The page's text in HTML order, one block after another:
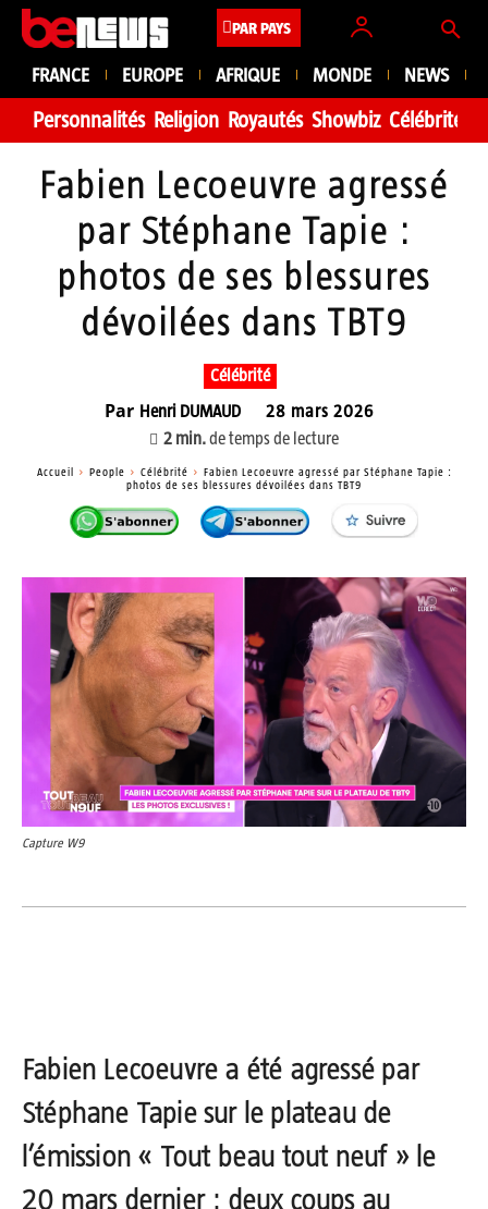
PAR PAYS
FRANCE EUROPE AFRIQUE MONDE NEWS
Personnalités Religion Royautés Showbiz Célébrité
Fabien Lecoeuvre agressé
par Stéphane Tapie :
photos de ses blessures
dévoilées dans TBT9
Célébrité
Par Henri DUMAUD
28 mars 2026
2 min.de temps de lecture
Accueil People Célébrité
Fabien Lecoeuvre agressé par Stéphane Tapie :
photos de ses blessures dévoilées dans TBT9
Capture W9
Fabien Lecoeuvre a été agressé par
Stéphane Tapiesur le plateau de
l’émission « Tout beau tout neuf » le
20 mars dernier : deux coups au